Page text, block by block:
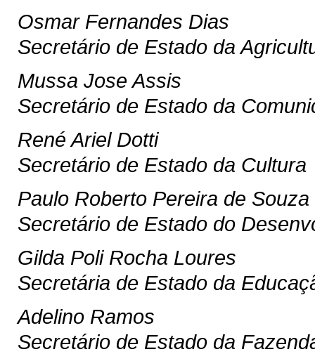
Osmar Fernandes Dias
Secretário de Estado da
Mussa Jose Assis
Secretário de Estado da
René Ariel Dotti
Secretário de Estado da Cultura
Paulo Roberto Pereira de Souza
Secretário de Estado do
Gilda Poli Rocha Loures
Secretária de Estado da
Adelino Ramos
Secretário de Estado da